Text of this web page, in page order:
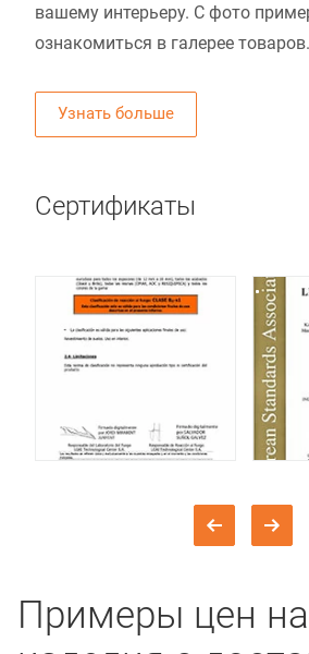
вашему интерьеру. С фото
ознакомиться в галерее товаров.
Узнать больше
Сертификаты
Примеры цен